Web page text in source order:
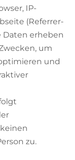
IP-
(Referrer-
Daten erheben
um
und
zu.